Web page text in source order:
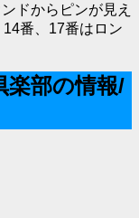
ドからピンが見え
番、17番はロン
楽部の情報/